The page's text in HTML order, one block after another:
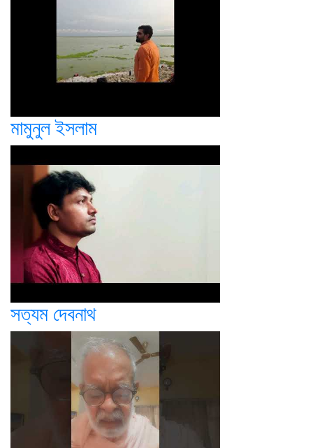
মামুনুল ইসলাম
সত্যম দেবনাথ